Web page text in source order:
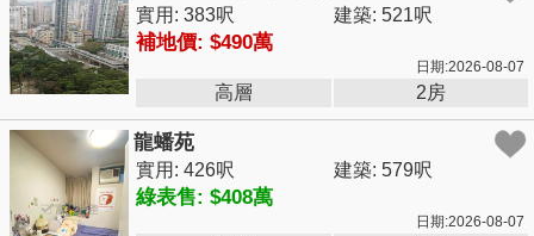
實用: 383呎 建築: 521呎
補地價: $490萬
日期:2026-08-07
高層 2房
龍蟠苑
實用: 426呎 建築: 579呎
綠表售: $408萬
日期:2026-08-07